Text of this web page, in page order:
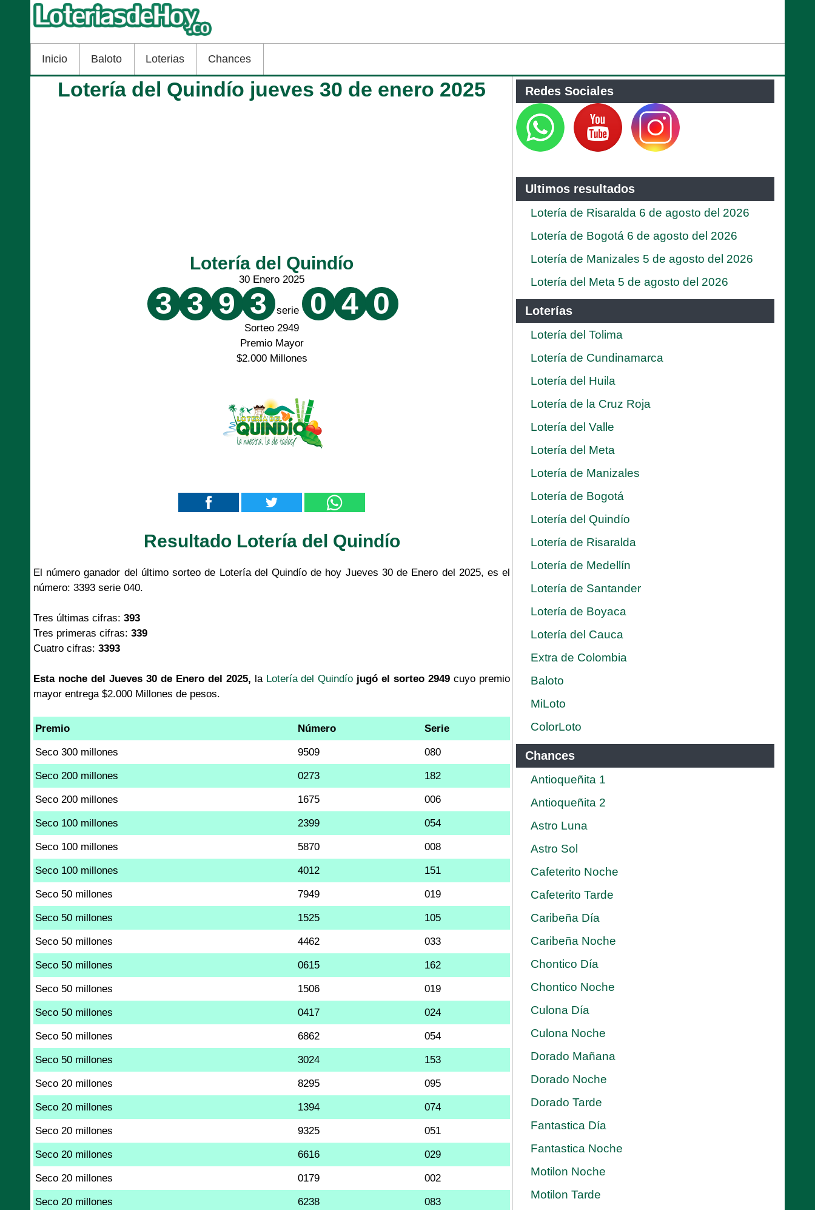
Inicio Baloto Loterias Chances
Lotería del Quindío jueves 30 de enero 2025
Lotería del Quindío
30 Enero 2025
3 3 9 3 serie 0 4 0
Sorteo 2949
Premio Mayor
$2.000 Millones
Resultado Lotería del Quindío
El número ganador del último sorteo de Lotería del Quindío de hoy Jueves 30 de Enero del 2025, es el
número: 3393 serie 040.
Tres últimas cifras: 393
Tres primeras cifras: 339
Cuatro cifras: 3393
Esta noche del Jueves 30 de Enero del 2025, la Lotería del Quindío jugó el sorteo 2949 cuyo premio
mayor entrega $2.000 Millones de pesos.
Premio Número Serie
Seco 300 millones 9509 080
Seco 200 millones 0273 182
Seco 200 millones 1675 006
Seco 100 millones 2399 054
Seco 100 millones 5870 008
Seco 100 millones 4012 151
Seco 50 millones 7949 019
Seco 50 millones 1525 105
Seco 50 millones 4462 033
Seco 50 millones 0615 162
Seco 50 millones 1506 019
Seco 50 millones 0417 024
Seco 50 millones 6862 054
Seco 50 millones 3024 153
Seco 20 millones 8295 095
Seco 20 millones 1394 074
Seco 20 millones 9325 051
Seco 20 millones 6616 029
Seco 20 millones 0179 002
Seco 20 millones 6238 083
Redes Sociales
Ultimos resultados
Lotería de Risaralda 6 de agosto del 2026
Lotería de Bogotá 6 de agosto del 2026
Lotería de Manizales 5 de agosto del 2026
Lotería del Meta 5 de agosto del 2026
Loterías
Lotería del Tolima
Lotería de Cundinamarca
Lotería del Huila
Lotería de la Cruz Roja
Lotería del Valle
Lotería del Meta
Lotería de Manizales
Lotería de Bogotá
Lotería del Quindío
Lotería de Risaralda
Lotería de Medellín
Lotería de Santander
Lotería de Boyaca
Lotería del Cauca
Extra de Colombia
Baloto
MiLoto
ColorLoto
Chances
Antioqueñita 1
Antioqueñita 2
Astro Luna
Astro Sol
Cafeterito Noche
Cafeterito Tarde
Caribeña Día
Caribeña Noche
Chontico Día
Chontico Noche
Culona Día
Culona Noche
Dorado Mañana
Dorado Noche
Dorado Tarde
Fantastica Día
Fantastica Noche
Motilon Noche
Motilon Tarde